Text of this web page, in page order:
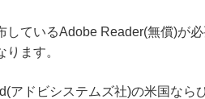
ているAdobe Reader(無償)が
ます。
ドビシステムズ社)の米国なら